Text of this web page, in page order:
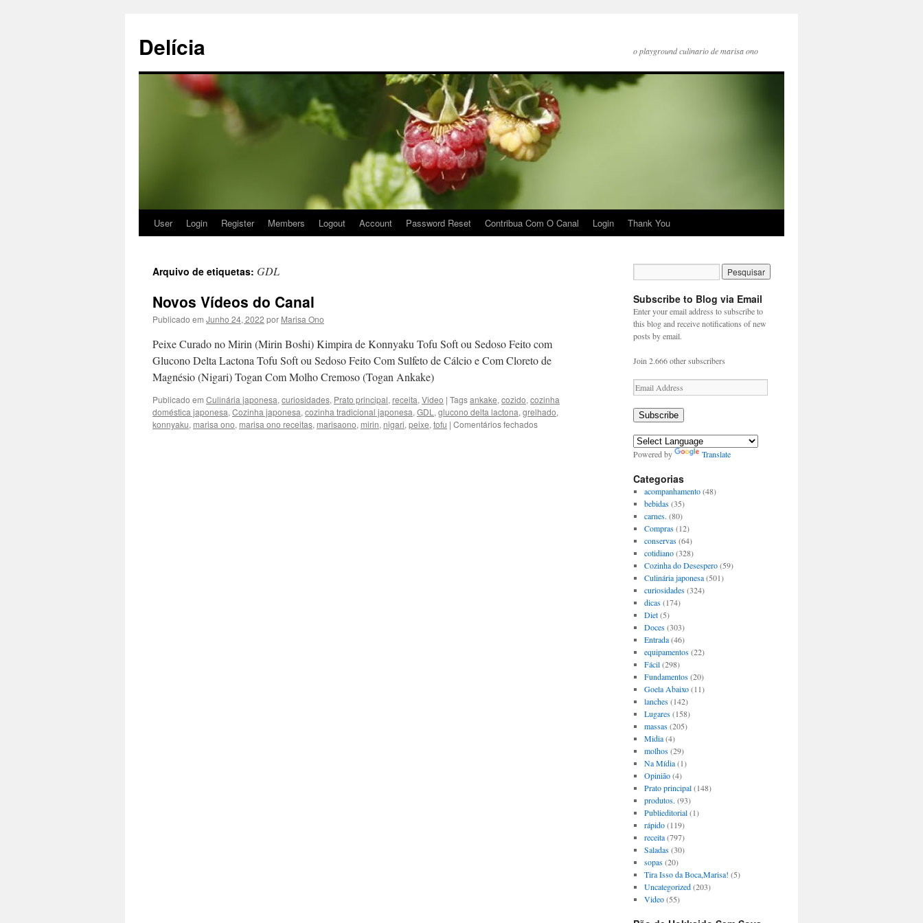
Delícia o playground culinario de marisa ono
Saltar
conteúdo
User Login Register Members Logout Account Password Reset Contribua Com O Canal Login Thank You
Arquivo de etiquetas: GDL
Novos Vídeos do Canal
Publicado em Junho 24, 2022 por Marisa Ono
Peixe Curado no Mirin (Mirin Boshi) Kimpira de Konnyaku Tofu Soft ou Sedoso Feito com
Glucono Delta Lactona Tofu Soft ou Sedoso Feito Com Sulfeto de Cálcio e Com Cloreto de
Magnésio (Nigari) Togan Com Molho Cremoso (Togan Ankake)
Publicado em Culinária japonesa, curiosidades, Prato principal, receita, Video | Tagsankake, cozido, cozinha
doméstica japonesa, Cozinha japonesa, cozinha tradicional japonesa, GDL , glucono delta lactona, grelhado,
konnyaku, marisa ono, marisa ono receitas, marisaono, mirin, nigari, peixe, tofu | Comentários fechadosem
Subscribe to Blog via Email
Enter your email address to subscribe to
this blog and receive notifications of new
posts by email.
Join 2.666 other subscribers
Email
Address
Subscribe
Powered by Translate
Categorias
acompanhamento(48)
bebidas(35)
carnes. (80)
Compras(12)
conservas(64)
cotidiano(328)
Cozinha do Desespero(59)
Culinária japonesa(501)
curiosidades(324)
dicas(174)
Diet(5)
Doces(303)
Entrada(46)
equipamentos(22)
Fácil(298)
Fundamentos(20)
Goela Abaixo(11)
lanches(142)
Lugares(158)
massas(205)
Midia(4)
molhos(29)
Na Mídia(1)
Opinião(4)
Prato principal(148)
produtos. (93)
Publieditorial(1)
rápido(119)
receita(797)
Saladas(30)
sopas(20)
Tira Isso da Boca,Marisa! (5)
Uncategorized(203)
Video(55)